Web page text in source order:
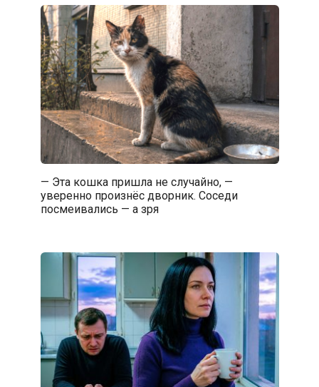
— Эта кошка пришла не случайно, —
уверенно произнёс дворник. Соседи
посмеивались — а зря